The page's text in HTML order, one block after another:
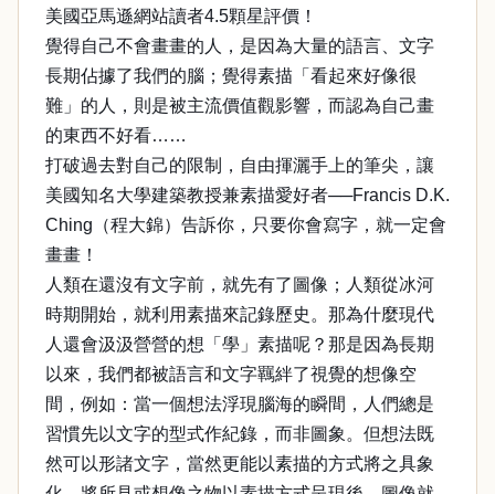
美國亞馬遜網站讀者4.5顆星評價！
覺得自己不會畫畫的人，是因為大量的語言、文字
長期佔據了我們的腦；覺得素描「看起來好像很
難」的人，則是被主流價值觀影響，而認為自己畫
的東西不好看……
打破過去對自己的限制，自由揮灑手上的筆尖，讓
美國知名大學建築教授兼素描愛好者──Francis D.K.
Ching（程大錦）告訴你，只要你會寫字，就一定會
畫畫！
人類在還沒有文字前，就先有了圖像；人類從冰河
時期開始，就利用素描來記錄歷史。那為什麼現代
人還會汲汲營營的想「學」素描呢？那是因為長期
以來，我們都被語言和文字羈絆了視覺的想像空
間，例如：當一個想法浮現腦海的瞬間，人們總是
習慣先以文字的型式作紀錄，而非圖象。但想法既
然可以形諸文字，當然更能以素描的方式將之具象